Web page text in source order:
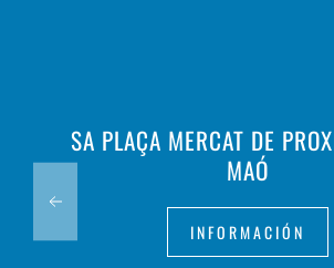
SA PLAÇA MERCAT DE
MAÓ
INFORMACIÓN